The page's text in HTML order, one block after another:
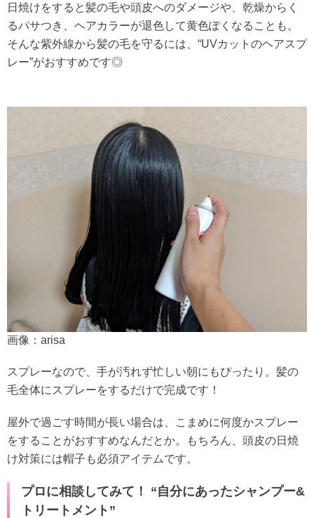
日焼けをすると髪の毛や頭皮へのダメージや、乾燥からく
るパサつき、ヘアカラーが退色して黄色ぽくなることも。
そんな紫外線から髪の毛を守るには、“UVカットのヘアスプ
レー”がおすすめです◎
画像：arisa
スプレーなので、手が汚れず忙しい朝にもぴったり。髪の
毛全体にスプレーをするだけで完成です！
屋外で過ごす時間が長い場合は、こまめに何度かスプレー
をすることがおすすめなんだとか。もちろん、頭皮の日焼
け対策には帽子も必須アイテムです。
プロに相談してみて！ “自分にあったシャンプー&
トリートメント”